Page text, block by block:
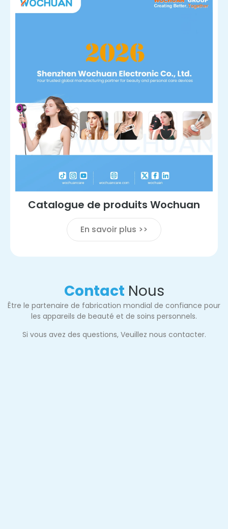
Catalogue de produits Wochuan
En savoir plus >>
Contact Nous
Être le partenaire de fabrication mondial de confiance pour
les appareils de beauté et de soins personnels.
Si vous avez des questions, Veuillez nous contacter.